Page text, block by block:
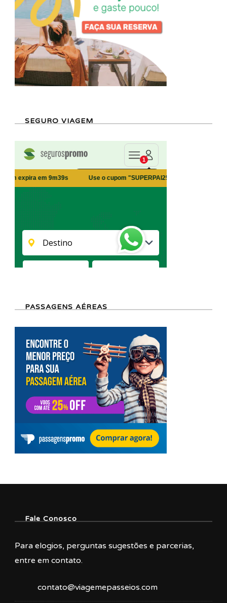
SEGURO VIAGEM
PASSAGENS AÉREAS
Fale Conosco
Para elogios, perguntas sugestões e parcerias,
entre em contato.
contato@viagemepasseios.com